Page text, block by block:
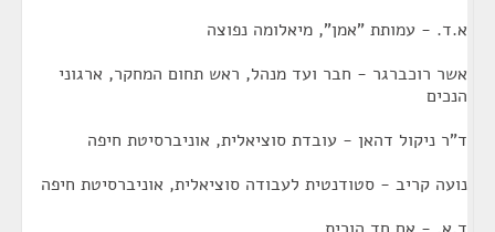
א.ד. - עמותת "אמן", מיאלומה נפוצה
אשר רוכברגר - חבר ועד מנהל, ראש תחום המחקר, ארגוני
הנכים
ד"ר ניקול דהאן - עובדת סוציאלית, אוניברסיטת חיפה
נועה קריב - סטודנטית לעבודה סוציאלית, אוניברסיטת חיפה